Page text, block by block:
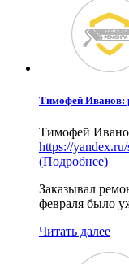
Тимофей Иванов:
Тимофей
https://
(Подробнее)
Заказывал
февраля было
Читать далее